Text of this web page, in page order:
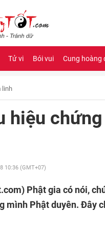
Tử vi Bói vui Cung hoàng
linh
hiệu
10:36 (GMT+07)
Phật gia có nói,
mình Phật duyên. Đây